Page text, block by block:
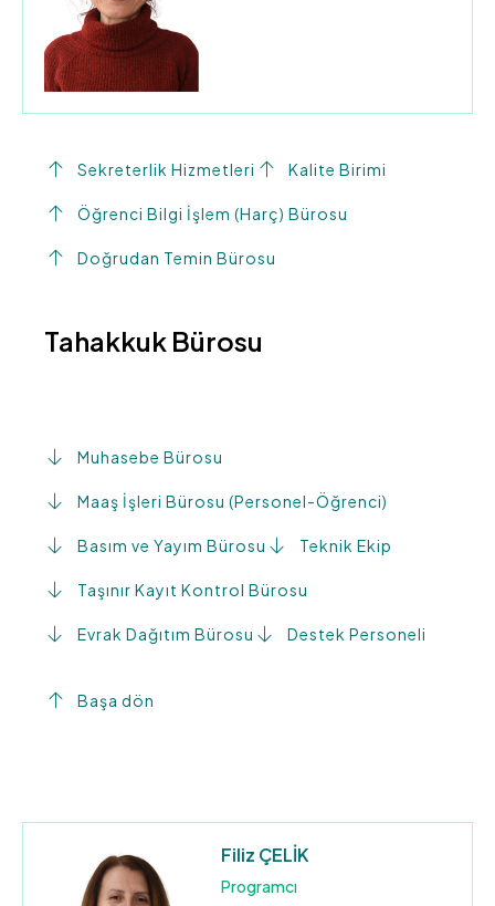
Sekreterlik Hizmetleri Kalite Birimi
Öğrenci Bilgi İşlem (Harç) Bürosu
Doğrudan Temin Bürosu
Tahakkuk Bürosu
Muhasebe Bürosu
Maaş İşleri Bürosu (Personel-Öğrenci)
Basım ve Yayım Bürosu Teknik Ekip
Taşınır Kayıt Kontrol Bürosu
Evrak Dağıtım Bürosu Destek Personeli
Başa dön
Filiz ÇELİK
Programcı